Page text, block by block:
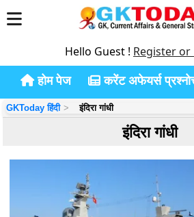
Hello Guest ! Register or
होम पेज करेंट अफेयर्स
GKToday हिंदी इंदिरा गांधी
इंदिरा गांधी